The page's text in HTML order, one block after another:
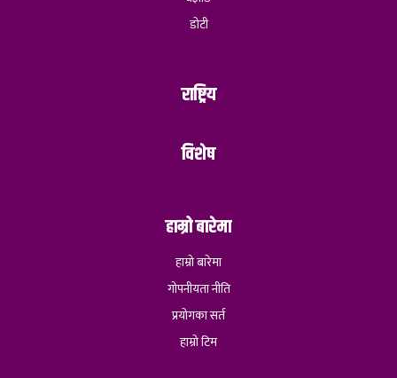
डोटी
राष्ट्रिय
विशेष
हाम्रो बारेमा
हाम्रो बारेमा
गोपनीयता नीति
प्रयोगका सर्त
हाम्रो टिम